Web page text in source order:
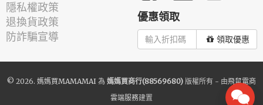
隱私權政策
退換貨政策
防詐騙宣導
優惠領取
領取優惠
© 2026. 媽媽買MAMAMAI 為 媽媽買商行(88569680) 版權所有 - 由飛鼠電商
雲端服務建置